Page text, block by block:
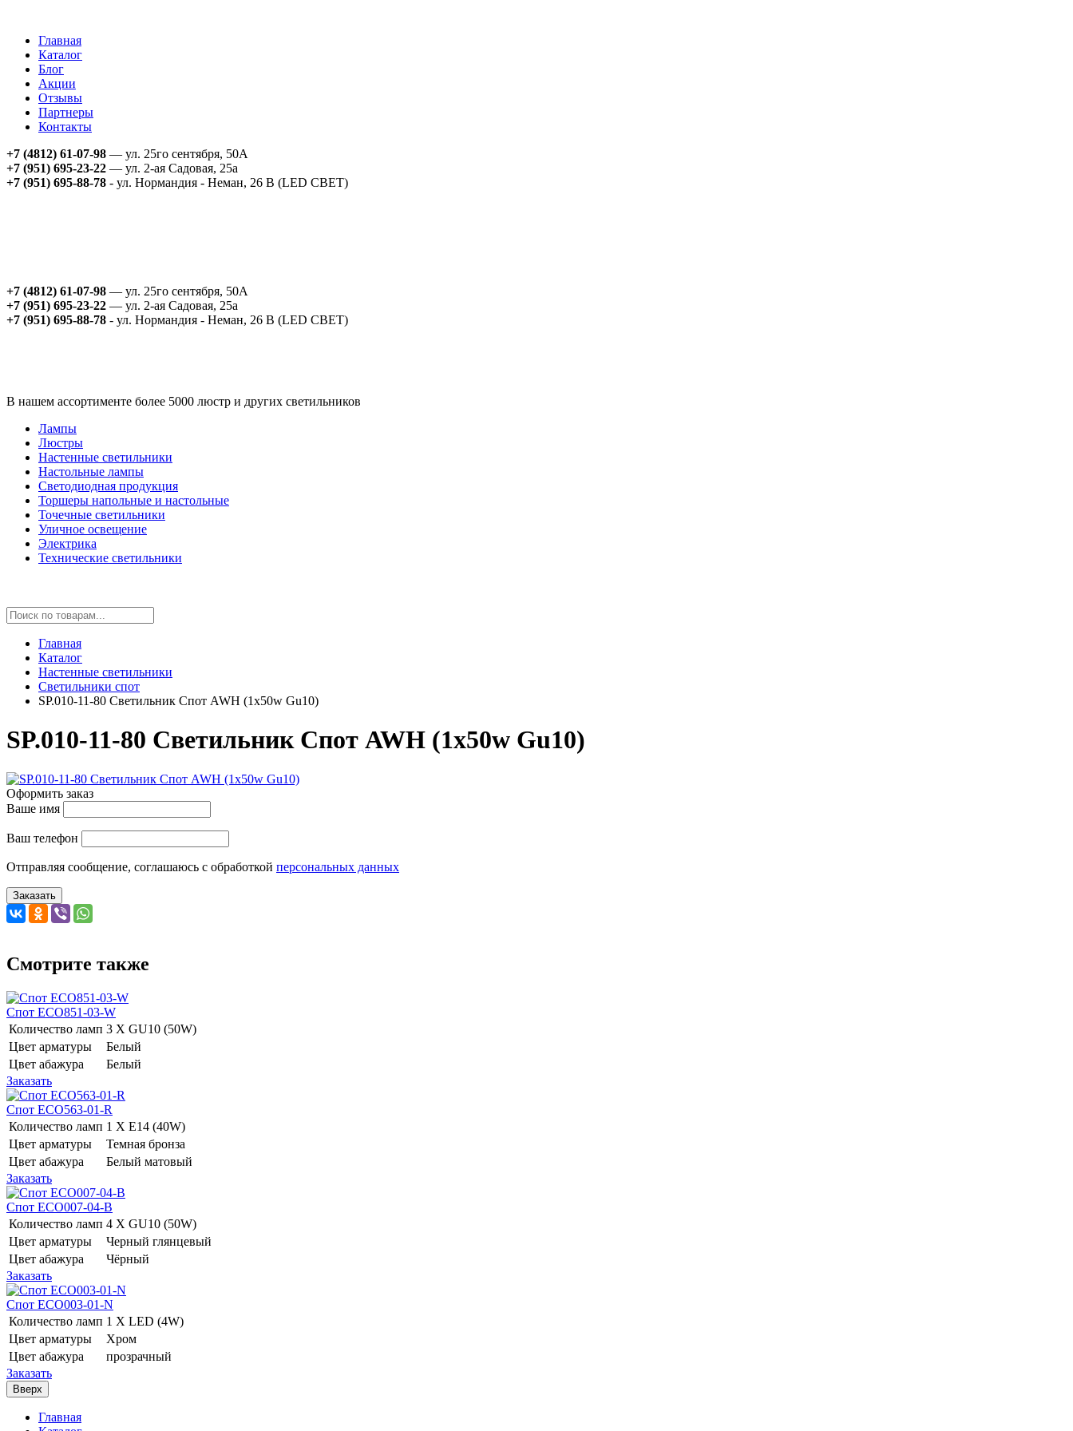
Главная
Каталог
Блог
Акции
Отзывы
Партнеры
Контакты
+7 (4812) 61-07-98 — ул. 25го сентября, 50А
+7 (951) 695-23-22 — ул. 2-ая Садовая, 25а
+7 (951) 695-88-78 - ул. Нормандия - Неман, 26 В (LED СВЕТ)
+7 (4812) 61-07-98 — ул. 25го сентября, 50А
+7 (951) 695-23-22 — ул. 2-ая Садовая, 25а
+7 (951) 695-88-78 - ул. Нормандия - Неман, 26 В (LED СВЕТ)
В нашем ассортименте более 5000 люстр и других светильников
Лампы
Люстры
Настенные светильники
Настольные лампы
Светодиодная продукция
Торшеры напольные и настольные
Точечные светильники
Уличное освещение
Электрика
Технические светильники
Главная
Каталог
Настенные светильники
Светильники спот
SP.010-11-80 Светильник Спот AWH (1x50w Gu10)
SP.010-11-80 Светильник Спот AWH (1x50w Gu10)
Оформить заказ
Ваше имя
Ваш телефон
Отправляя сообщение, соглашаюсь с обработкой персональных данных
Заказать
Смотрите также
Спот ECO851-03-W
Количество ламп 3 Х GU10 (50W)
Цвет арматуры
Белый
Цвет абажура
Белый
Заказать
Спот ECO563-01-R
Количество ламп 1 Х E14 (40W)
Цвет арматуры
Темная бронза
Цвет абажура
Белый матовый
Заказать
Спот ECO007-04-B
Количество ламп 4 Х GU10 (50W)
Цвет арматуры
Черный глянцевый
Цвет абажура
Чёрный
Заказать
Спот ECO003-01-N
Количество ламп 1 Х LED (4W)
Цвет арматуры
Хром
Цвет абажура
прозрачный
Заказать
Вверх
Главная